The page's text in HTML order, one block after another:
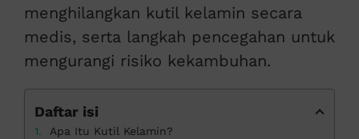
menghilangkan kutil kelamin secara
medis, serta langkah pencegahan untuk
mengurangi risiko kekambuhan.
Daftar isi
Apa Itu Kutil Kelamin?